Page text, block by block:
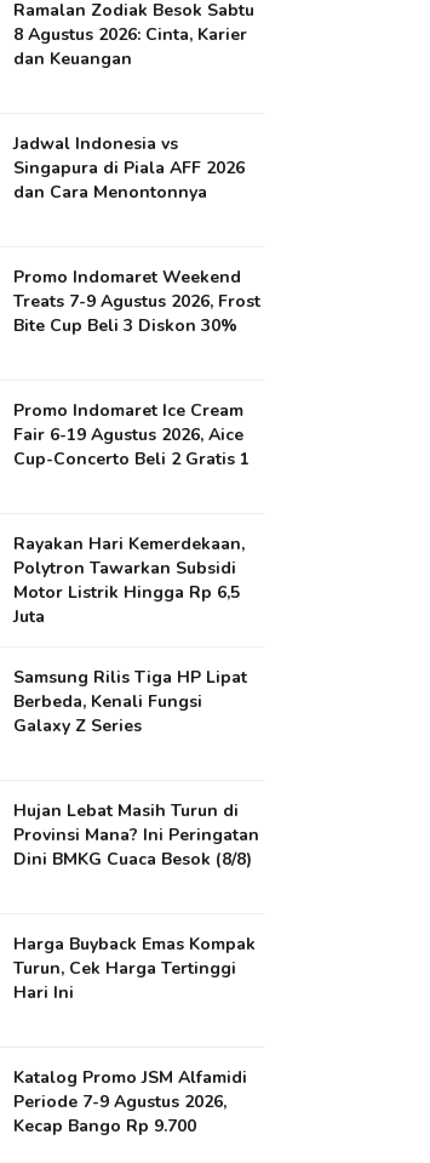
Ramalan Zodiak Besok Sabtu
8 Agustus 2026: Cinta, Karier
dan Keuangan
Jadwal Indonesia vs
Singapura di Piala AFF 2026
dan Cara Menontonnya
Promo Indomaret Weekend
Treats 7-9 Agustus 2026, Frost
Bite Cup Beli 3 Diskon 30%
Promo Indomaret Ice Cream
Fair 6-19 Agustus 2026, Aice
Cup-Concerto Beli 2 Gratis 1
Rayakan Hari Kemerdekaan,
Polytron Tawarkan Subsidi
Motor Listrik Hingga Rp 6,5
Juta
Samsung Rilis Tiga HP Lipat
Berbeda, Kenali Fungsi
Galaxy Z Series
Hujan Lebat Masih Turun di
Provinsi Mana? Ini Peringatan
Dini BMKG Cuaca Besok (8/8)
Harga Buyback Emas Kompak
Turun, Cek Harga Tertinggi
Hari Ini
Katalog Promo JSM Alfamidi
Periode 7-9 Agustus 2026,
Kecap Bango Rp 9.700